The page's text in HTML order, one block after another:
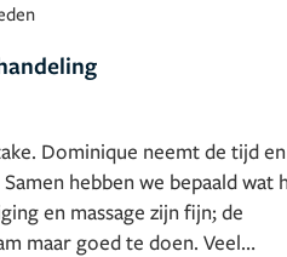
Dominique neemt de tijd
hebben we bepaald wat
en massage zijn fijn; de
maar goed te doen. Veel